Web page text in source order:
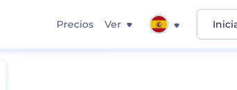
Precios Ver